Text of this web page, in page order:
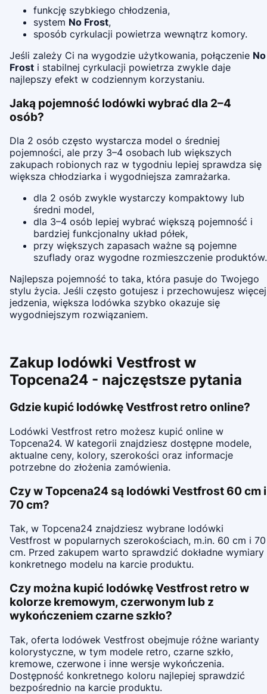
funkcję szybkiego chłodzenia,
system No Frost,
sposób cyrkulacji powietrza wewnątrz komory.
Jeśli zależy Ci na wygodzie użytkowania, połączenie No
Frost i stabilnej cyrkulacji powietrza zwykle daje
najlepszy efekt w codziennym korzystaniu.
Jaką pojemność lodówki wybrać dla 2–4
osób?
Dla 2 osób często wystarcza model o średniej
pojemności, ale przy 3–4 osobach lub większych
zakupach robionych raz w tygodniu lepiej sprawdza się
większa chłodziarka i wygodniejsza zamrażarka.
dla 2 osób zwykle wystarczy kompaktowy lub
średni model,
dla 3–4 osób lepiej wybrać większą pojemność i
bardziej funkcjonalny układ półek,
przy większych zapasach ważne są pojemne
szuflady oraz wygodne rozmieszczenie produktów.
Najlepsza pojemność to taka, która pasuje do Twojego
stylu życia. Jeśli często gotujesz i przechowujesz więcej
jedzenia, większa lodówka szybko okazuje się
wygodniejszym rozwiązaniem.
Zakup lodówki Vestfrost w
Topcena24 - najczęstsze pytania
Gdzie kupić lodówkę Vestfrost retro online?
Lodówki Vestfrost retro możesz kupić online w
Topcena24. W kategorii znajdziesz dostępne modele,
aktualne ceny, kolory, szerokości oraz informacje
potrzebne do złożenia zamówienia.
Czy w Topcena24 są lodówki Vestfrost 60 cm i
70 cm?
Tak, w Topcena24 znajdziesz wybrane lodówki
Vestfrost w popularnych szerokościach, m.in. 60 cm i 70
cm. Przed zakupem warto sprawdzić dokładne wymiary
konkretnego modelu na karcie produktu.
Czy można kupić lodówkę Vestfrost retro w
kolorze kremowym, czerwonym lub z
wykończeniem czarne szkło?
Tak, oferta lodówek Vestfrost obejmuje różne warianty
kolorystyczne, w tym modele retro, czarne szkło,
kremowe, czerwone i inne wersje wykończenia.
Dostępność konkretnego koloru najlepiej sprawdzić
bezpośrednio na karcie produktu.